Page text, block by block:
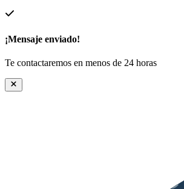
¡Mensaje enviado!
Te contactaremos en menos de 24 horas